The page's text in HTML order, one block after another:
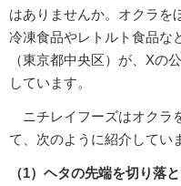
はありませんか。オクラを
冷凍食品やレトルト食品な
（東京都中央区）が、Xの
しています。
ニチレイフーズはオクラ
て、次のように紹介してい
（1）ヘタの先端を切り落